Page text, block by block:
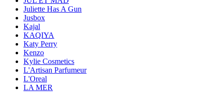
Juliette Has A Gun
Jusbox
Kajal
KAQIYA
Katy Perry
Kenzo
Kylie Cosmetics
L'Artisan Parfumeur
L'Oreal
LA MER